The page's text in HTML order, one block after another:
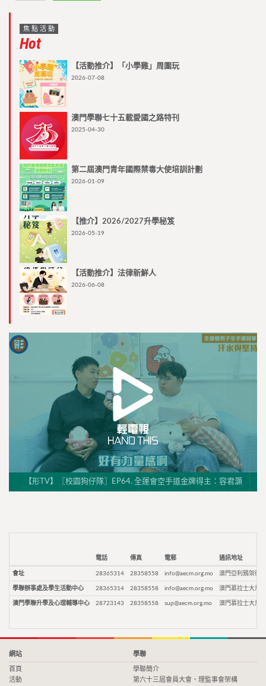
焦點活動
Hot
【活動推介】「小學雞」周圍玩
2026-07-08
澳門學聯七十五載愛國之路特刊
2025-04-30
第二屆澳門青年國際禁毒大使培訓計劃
2026-01-09
【推介】2026/2027升學秘笈
2026-05-19
【活動推介】法律新鮮人
2026-06-08
【形TV】〖校園狗仔隊〗EP64. 全運會空手道金牌得主：容君灝
電話 傳真 電郵 通訊地址
會址 28365314 28358558 info@aecm.org.mo 澳門亞利鴉架街9
學聯辦事處及學生活動中心 28365314 28358558 info@aecm.org.mo 澳門慕拉士大馬
澳門學聯升學及心理輔導中心 28723143 28358558 sup@aecm.org.mo 澳門慕拉士大馬
網站
首頁
活動
學聯
學聯簡介
第六十三屆會員大會、理監事會架構